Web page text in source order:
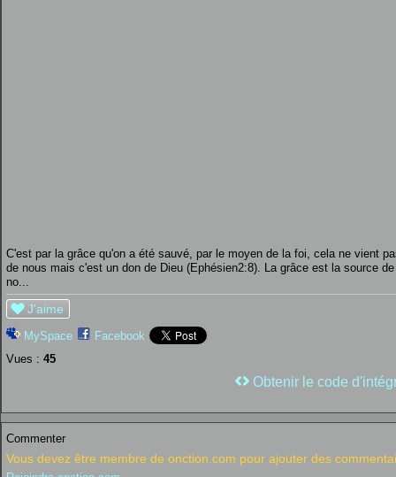
C'est par la grâce qu'on a été sauvé, par le moyen de la foi, cela ne vient
de nous mais c'est un don de Dieu (Ephésien2:8). La grâce est la source de
no...
J'aime
MySpace
Facebook
Vues : 45
Obtenir le code
Commenter
Vous devez être membre de onction.com pour ajouter des